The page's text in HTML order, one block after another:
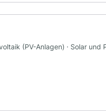
(PV-Anlagen) · Solar und